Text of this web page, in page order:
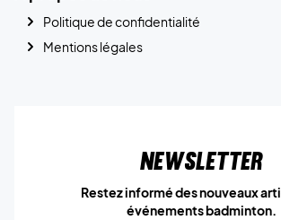
Politique de confidentialité
Mentions légales
Newsletter
Restez informé des nouveaux
événements badminton.